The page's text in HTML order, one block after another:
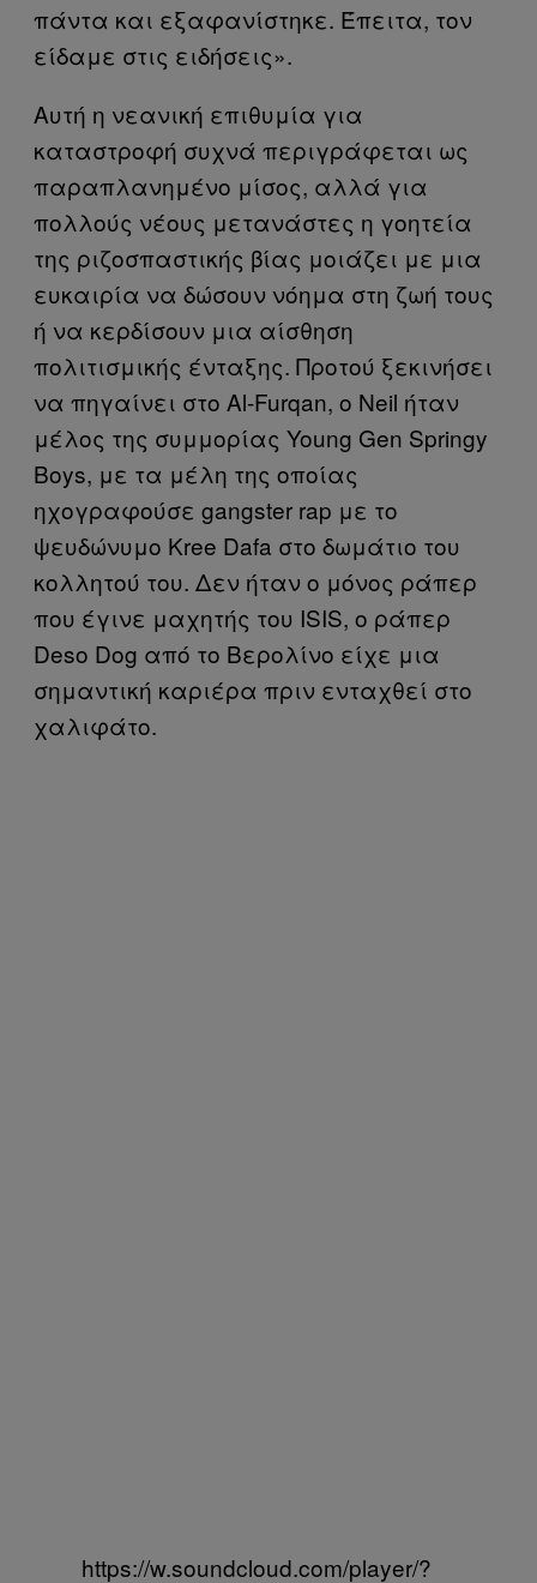
πάντα και εξαφανίστηκε. Έπειτα, τον
είδαμε στις ειδήσεις».
Αυτή η νεανική επιθυμία για
καταστροφή συχνά περιγράφεται ως
παραπλανημένο μίσος, αλλά για
πολλούς νέους μετανάστες η γοητεία
της ριζοσπαστικής βίας μοιάζει με μια
ευκαιρία να δώσουν νόημα στη ζωή τους
ή να κερδίσουν μια αίσθηση
πολιτισμικής ένταξης. Προτού ξεκινήσει
να πηγαίνει στο Al-Furqan, ο Neil ήταν
μέλος της συμμορίας Young Gen Springy
Boys, με τα μέλη της οποίας
ηχογραφούσε gangster rap με το
ψευδώνυμο Kree Dafa στο δωμάτιο του
κολλητού του. Δεν ήταν ο μόνος ράπερ
που έγινε μαχητής του ISIS, ο ράπερ
Deso Dog από το Βερολίνο είχε μια
σημαντική καριέρα πριν ενταχθεί στο
χαλιφάτο.
https://w.soundcloud.com/player/?